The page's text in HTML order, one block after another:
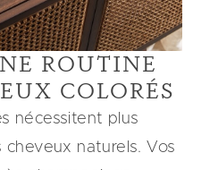
ROUTINE
COLORÉS
nécessitent plus
cheveux naturels. Vos